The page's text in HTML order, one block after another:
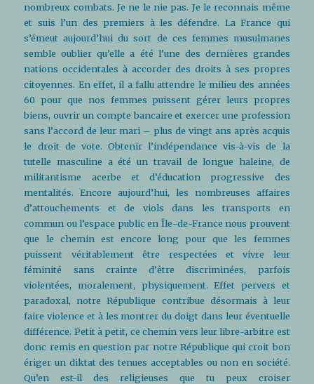
nombreux combats. Je ne le nie pas. Je le reconnais même
et suis l’un des premiers à les défendre. La France qui
s’émeut aujourd’hui du sort de ces femmes musulmanes
semble oublier qu’elle a été l’une des dernières grandes
nations occidentales à accorder des droits à ses propres
citoyennes. En effet, il a fallu attendre le milieu des années
60 pour que nos femmes puissent gérer leurs propres
biens, ouvrir un compte bancaire et exercer une profession
sans l’accord de leur mari – plus de vingt ans après acquis
le droit de vote. Obtenir l’indépendance vis-à-vis de la
tutelle masculine a été un travail de longue haleine, de
militantisme acerbe et d’éducation progressive des
mentalités. Encore aujourd’hui, les nombreuses affaires
d’attouchements et de viols dans les transports en
commun ou l’espace public en Île-de-France nous prouvent
que le chemin est encore long pour que les femmes
puissent véritablement être respectées et vivre leur
féminité sans crainte d’être discriminées, parfois
violentées, moralement, physiquement. Effet pervers et
paradoxal, notre République contribue désormais à leur
faire violence et à les montrer du doigt dans leur éventuelle
différence. Petit à petit, ce chemin vers leur libre-arbitre est
donc remis en question par notre République qui croit bon
ériger un diktat des tenues acceptables ou non en société.
Qu’en est-il des religieuses que tu peux croiser